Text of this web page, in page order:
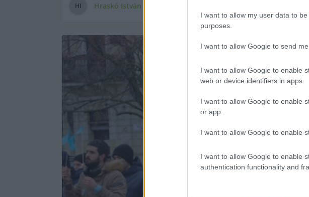
I want to allow my user data to
purposes.
I want to allow Google to send
I want to allow Google to enable
web or device identifiers in apps.
I want to allow Google to enable
or app.
I want to allow Google to enable
I want to allow Google to enable
authentication functionality and
HI Hraskó István